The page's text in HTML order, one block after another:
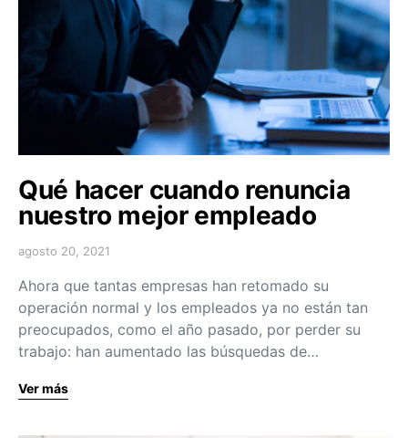
Qué hacer cuando renuncia
nuestro mejor empleado
agosto 20, 2021
Ahora que tantas empresas han retomado su
operación normal y los empleados ya no están tan
preocupados, como el año pasado, por perder su
trabajo: han aumentado las búsquedas de…
Ver más